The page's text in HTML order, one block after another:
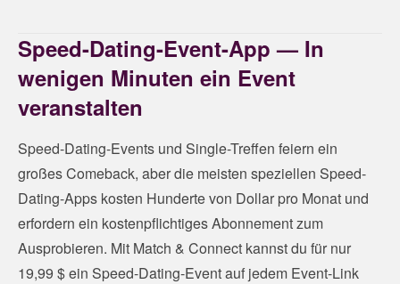
Speed-Dating-Event-App — In
wenigen Minuten ein Event
veranstalten
Speed-Dating-Events und Single-Treffen feiern ein
großes Comeback, aber die meisten speziellen Speed-
Dating-Apps kosten Hunderte von Dollar pro Monat und
erfordern ein kostenpflichtiges Abonnement zum
Ausprobieren. Mit Match & Connect kannst du für nur
19,99 $ ein Speed-Dating-Event auf jedem Event-Link